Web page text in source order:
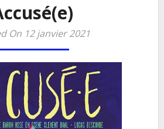
On 12 janvier 2021